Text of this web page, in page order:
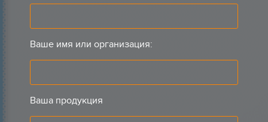
Ваше имя или организация:
Ваша продукция